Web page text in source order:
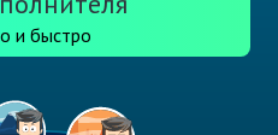
и быстро